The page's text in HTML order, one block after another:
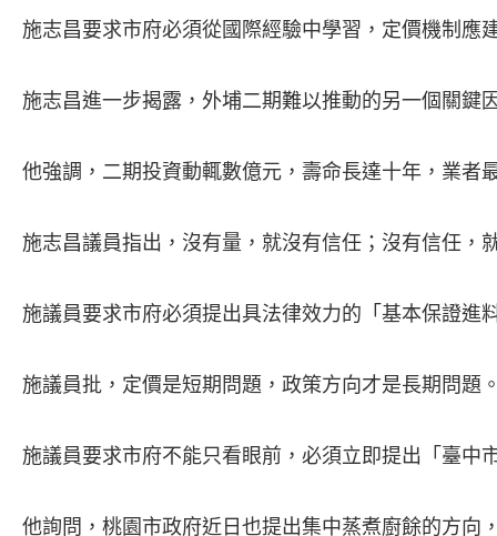
施志昌要求市府必須從國際經驗中學習，定價機制應
施志昌進一步揭露，外埔二期難以推動的另一個關鍵
他強調，二期投資動輒數億元，壽命長達十年，業
施志昌議員指出，沒有量，就沒有信任；沒有信任，
施議員要求市府必須提出具法律效力的「基本保證進
施議員批，定價是短期問題，政策方向才是長期問
施議員要求市府不能只看眼前，必須立即提出「臺
他詢問，桃園市政府近日也提出集中蒸煮廚餘的方